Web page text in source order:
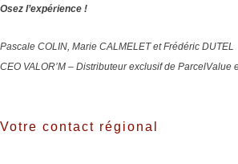
Osez l’expérience !
Pascale COLIN, Marie CALMELET et Frédéric DUTEL
CEO VALOR’M – Distributeur exclusif de ParcelValue
Votre contact régional